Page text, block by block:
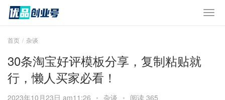
首页 杂谈
30条淘宝好评模板分享，复制粘贴就
行，懒人买家必看！
2023年10月23日 am11:26 • 杂谈 • 阅读 365